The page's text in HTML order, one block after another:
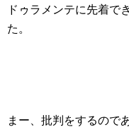
ドゥラメンテに先着で
た。
まー、批判をするので